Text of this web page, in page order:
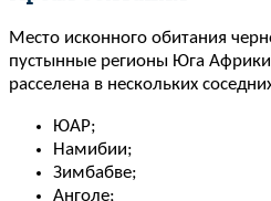
Место исконного обитания
пустынные регионы Юга
расселена в нескольких
ЮАР;
Намибии;
Зимбабве;
Анголе;